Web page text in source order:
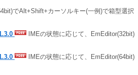
でAlt+Shift+カーソルキー(一例)で箱型選択
IMEの状態に応じて、EmEditor(32bit)
IMEの状態に応じて、EmEditor(64bit)